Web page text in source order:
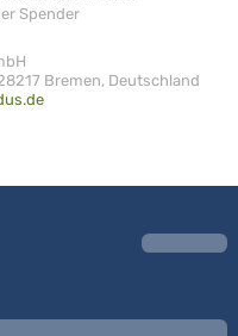
Spender
Bremen, Deutschland